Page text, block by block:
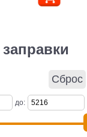
Сброс
до: